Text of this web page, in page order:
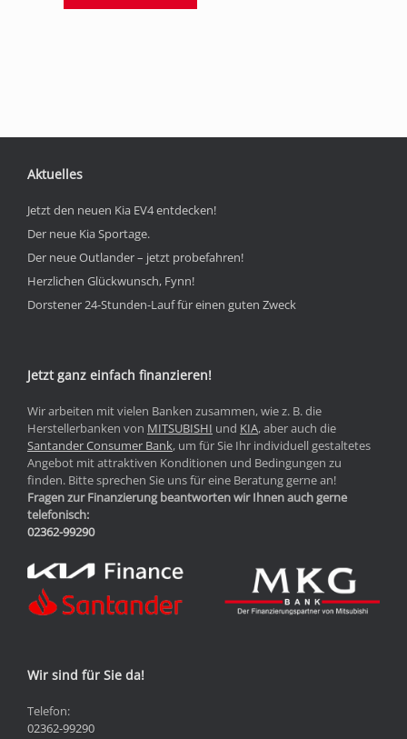
Aktuelles
Jetzt den neuen Kia EV4 entdecken!
Der neue Kia Sportage.
Der neue Outlander – jetzt probefahren!
Herzlichen Glückwunsch, Fynn!
Dorstener 24-Stunden-Lauf für einen guten Zweck
Jetzt ganz einfach finanzieren!
Wir arbeiten mit vielen Banken zusammen, wie z. B. die
Herstellerbanken von MITSUBISHI und KIA, aber auch die
Santander Consumer Bank, um für Sie Ihr individuell gestaltetes
Angebot mit attraktiven Konditionen und Bedingungen zu
finden. Bitte sprechen Sie uns für eine Beratung gerne an!
Fragen zur Finanzierung beantworten wir Ihnen auch gerne
telefonisch:
02362-99290
Wir sind für Sie da!
Telefon:
02362-99290